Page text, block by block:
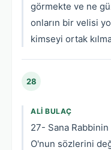
görmekte ve ne
onların bir velisi
kimseyi ortak
28
ALI BULAÇ
27- Sana
O'nun sözlerini